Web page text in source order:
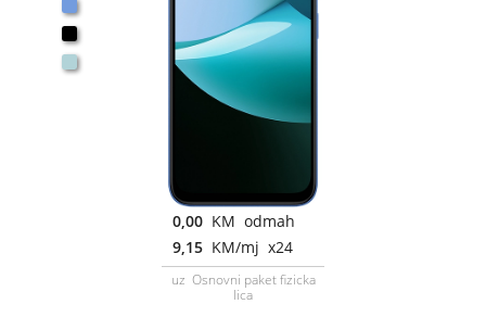
0,00 KM odmah
9,15 KM/mj x24
uz Osnovni paket fizicka
lica